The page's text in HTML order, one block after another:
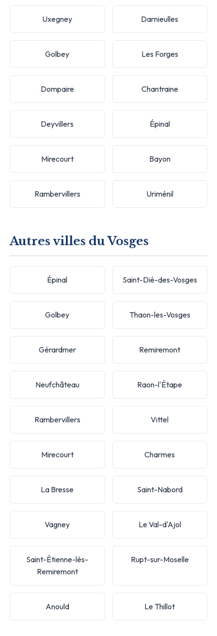
Uxegney Darnieulles
Golbey Les Forges
Dompaire Chantraine
Deyvillers Épinal
Mirecourt Bayon
Rambervillers Uriménil
Autres villes du Vosges
Épinal Saint-Dié-des-Vosges
Golbey Thaon-les-Vosges
Gérardmer Remiremont
Neufchâteau Raon-l'Étape
Rambervillers Vittel
Mirecourt Charmes
La Bresse Saint-Nabord
Vagney Le Val-d'Ajol
Saint-Étienne-lès-
Remiremont
Rupt-sur-Moselle
Anould Le Thillot